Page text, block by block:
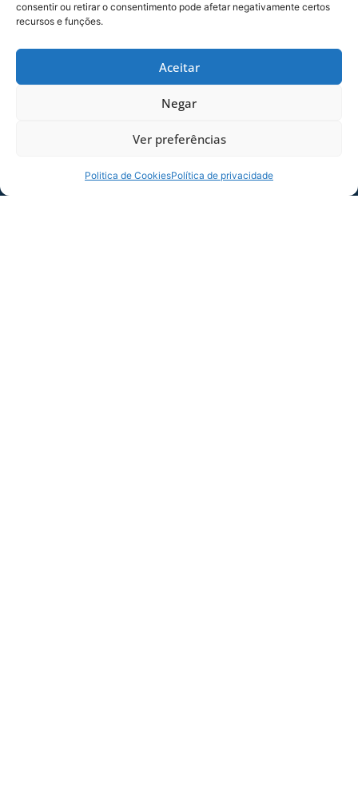
consentir ou retirar o consentimento pode afetar negativamente certos
recursos e funções.
Aceitar
Negar
Ver preferências
Politica de CookiesPolítica de privacidade